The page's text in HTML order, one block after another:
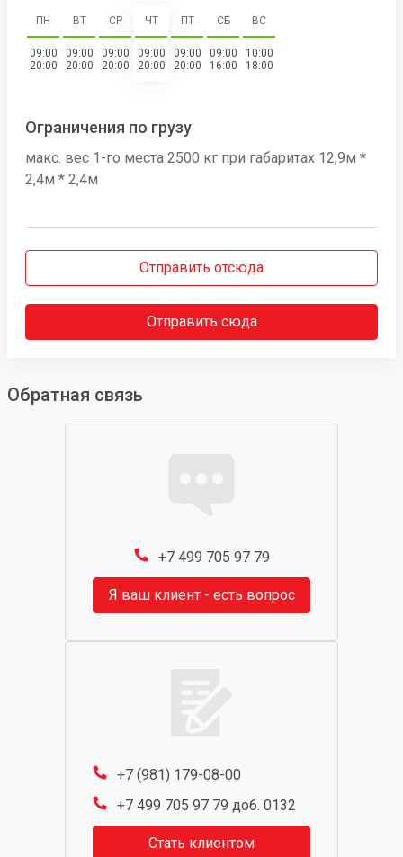
ПН
09:00
20:00
ВТ
09:00
20:00
СР
09:00
20:00
ЧТ
09:00
20:00
ПТ
09:00
20:00
СБ
09:00
16:00
ВС
10:00
18:00
Ограничения по грузу
макс. вес 1-го места 2500 кг при габаритах 12,9м *
2,4м * 2,4м
Отправить отсюда
Отправить сюда
Обратная связь
+7 499 705 97 79
Я ваш клиент - есть вопрос
+7 (981) 179-08-00
+7 499 705 97 79 доб. 0132
Стать клиентом